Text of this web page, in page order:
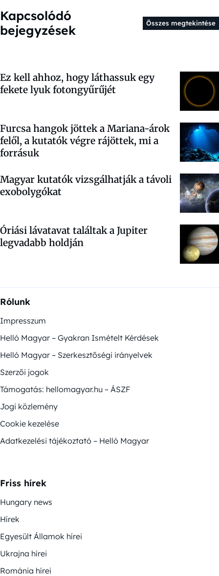
Kapcsolódó
bejegyzések
Összes megtekintése
Ez kell ahhoz, hogy láthassuk egy
fekete lyuk fotongyűrűjét
Furcsa hangok jöttek a Mariana-árok
felől, a kutatók végre rájöttek, mi a
forrásuk
Magyar kutatók vizsgálhatják a távoli
exobolygókat
Óriási lávatavat találtak a Jupiter
legvadabb holdján
Rólunk
Impresszum
Helló Magyar – Gyakran Ismételt Kérdések
Helló Magyar – Szerkesztőségi irányelvek
Szerzői jogok
Támogatás: hellomagyar.hu – ÁSZF
Jogi közlemény
Cookie kezelése
Adatkezelési tájékoztató – Helló Magyar
Friss hírek
Hungary news
Hírek
Egyesült Államok hírei
Ukrajna hírei
Románia hírei